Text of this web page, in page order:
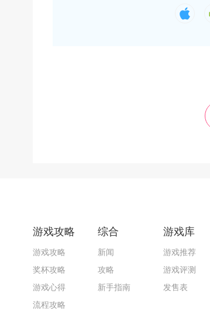
游戏攻略
游戏攻略
奖杯攻略
游戏心得
流程攻略
综合
新闻
攻略
新手指南
游戏库
游戏推荐
游戏评测
发售表